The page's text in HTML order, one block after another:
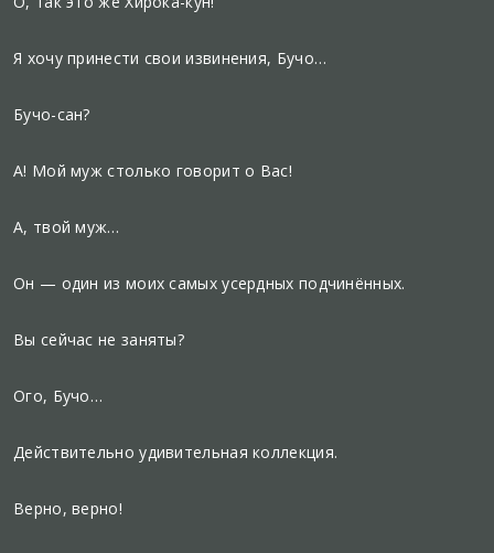
Я хочу принести свои извинения, Бучо…
Бучо-сан?
А! Мой муж столько говорит о Вас!
А, твой муж…
Он — один из моих самых усердных подчинённых.
Вы сейчас не заняты?
Ого, Бучо…
Действительно удивительная коллекция.
Верно, верно!